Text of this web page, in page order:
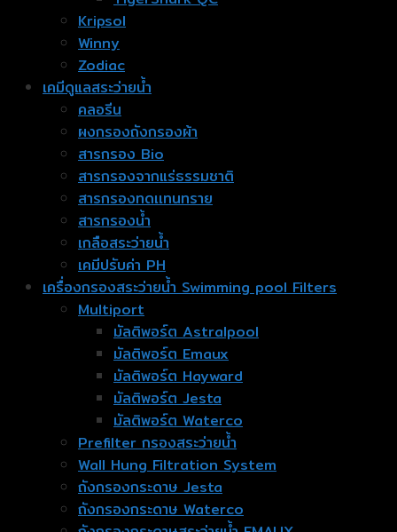
Kripsol
Winny
Zodiac
เคมีดูแลสระว่ายน้ำ
คลอรีน
ผงกรองถังกรองผ้า
สารกรอง Bio
สารกรองจากแร่ธรรมชาติ
สารกรองทดเเทนทราย
สารกรองน้ำ
เกลือสระว่ายน้ำ
เคมีปรับค่า PH
เครื่องกรองสระว่ายน้ำ Swimming pool Filters
Multiport
มัลติพอร์ต Astralpool
มัลติพอร์ต Emaux
มัลติพอร์ต Hayward
มัลติพอร์ต Jesta
มัลติพอร์ต Waterco
Prefilter กรองสระว่ายน้ำ
Wall Hung Filtration System
ถังกรองกระดาษ Jesta
ถังกรองกระดาษ Waterco